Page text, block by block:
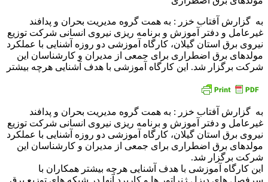
به گزارش آفتاب خزر : به همت گروه مدیریت بحران و پدافند
غیرعامل و دفتر آموزش و برنامه ریزی نیروی انسانی شرکت توزیع
نیروی برق استان گیلان، کارگاه آموزشی دو روزه آشنایی با عملکرد
مولدهای برق اضطراری برای جمعی از مدیران و کارشناسان این
شرکت برگزار شد. این کارگاه آموزشی با هدف آشنایی هرچه بیشتر
به گزارش آفتاب خزر : به همت گروه مدیریت بحران و پدافند
غیرعامل و دفتر آموزش و برنامه ریزی نیروی انسانی شرکت توزیع
نیروی برق استان گیلان، کارگاه آموزشی دو روزه آشنایی با عملکرد
مولدهای برق اضطراری برای جمعی از مدیران و کارشناسان این
شرکت برگزار شد.
این کارگاه آموزشی با هدف آشنایی هرچه بیشتر همکاران با
سرفصل های دیزل ژنراتور ها و کاربرد آنها در شبکه های توزیع برق